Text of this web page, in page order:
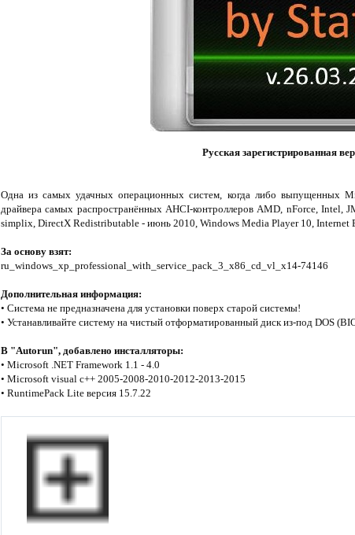
Русская зарегистрированная
Одна из самых удачных операционных систем, когда либо выпущенных
драйвера самых распространённых AHCI-контроллеров AMD, nForce,
simplix, DirectX Redistributable - июнь 2010, Windows Media Player 10, Internet
За основу взят:
ru_windows_xp_professional_with_service_pack_3_x86_cd_vl_x14-74146
Дополнительная информация:
• Система не предназначена для установки поверх старой системы!
• Устанавливайте систему на чистый отформатированный диск из-под DOS
В "Autorun", добавлено инсталляторы:
• Microsoft .NET Framework 1.1 - 4.0
• Microsoft visual c++ 2005-2008-2010-2012-2013-2015
• RuntimePack Lite версия 15.7.22